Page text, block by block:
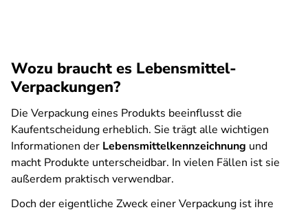
Wozu braucht es Lebensmittel-
Verpackungen?
Die Verpackung eines Produkts beeinflusst die
Kaufentscheidung erheblich. Sie trägt alle wichtigen
Informationen der Lebensmittelkennzeichnung und
macht Produkte unterscheidbar. In vielen Fällen ist sie
außerdem praktisch verwendbar.
Doch der eigentliche Zweck einer Verpackung ist ihre